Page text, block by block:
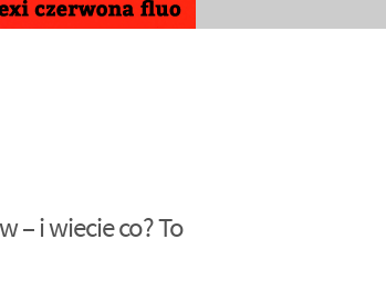
– i wiecie co? To